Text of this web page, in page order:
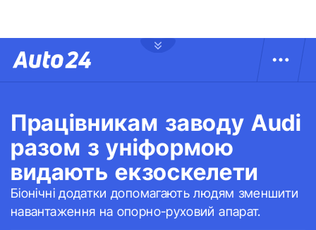
Працівникам заводу Audi
разом з уніформою
видають екзоскелети
Біонічні додатки допомагають людям зменшити
навантаження на опорно-руховий апарат.